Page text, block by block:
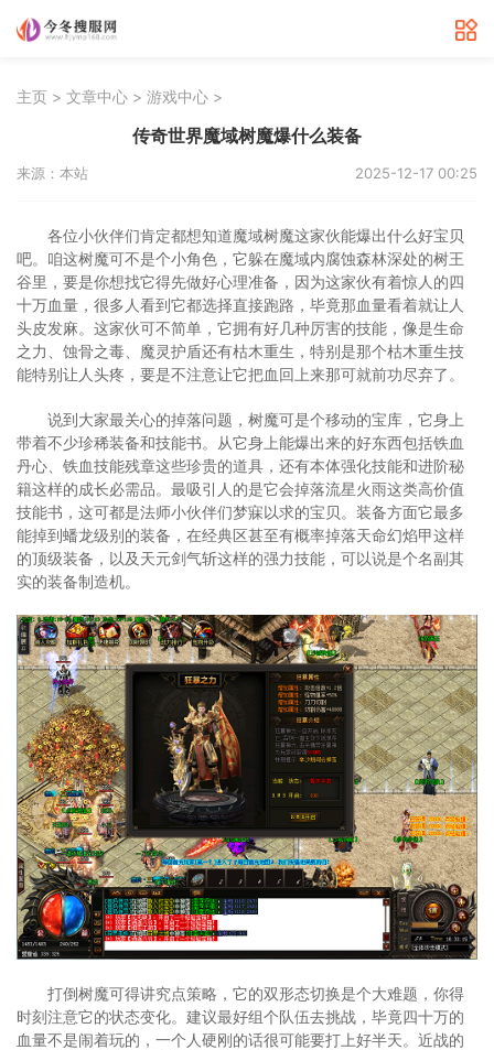
主页 > 文章中心 > 游戏中心 >
传奇世界魔域树魔爆什么装备
来源：本站 2025-12-17 00:25
各位小伙伴们肯定都想知道魔域树魔这家伙能爆出什么好宝贝
吧。咱这树魔可不是个小角色，它躲在魔域内腐蚀森林深处的树王
谷里，要是你想找它得先做好心理准备，因为这家伙有着惊人的四
十万血量，很多人看到它都选择直接跑路，毕竟那血量看着就让人
头皮发麻。这家伙可不简单，它拥有好几种厉害的技能，像是生命
之力、蚀骨之毒、魔灵护盾还有枯木重生，特别是那个枯木重生技
能特别让人头疼，要是不注意让它把血回上来那可就前功尽弃了。
说到大家最关心的掉落问题，树魔可是个移动的宝库，它身上
带着不少珍稀装备和技能书。从它身上能爆出来的好东西包括铁血
丹心、铁血技能残章这些珍贵的道具，还有本体强化技能和进阶秘
籍这样的成长必需品。最吸引人的是它会掉落流星火雨这类高价值
技能书，这可都是法师小伙伴们梦寐以求的宝贝。装备方面它最多
能掉到蟠龙级别的装备，在经典区甚至有概率掉落天命幻焰甲这样
的顶级装备，以及天元剑气斩这样的强力技能，可以说是个名副其
实的装备制造机。
打倒树魔可得讲究点策略，它的双形态切换是个大难题，你得
时刻注意它的状态变化。建议最好组个队伍去挑战，毕竟四十万的
血量不是闹着玩的，一个人硬刚的话很可能要打上好半天。近战的